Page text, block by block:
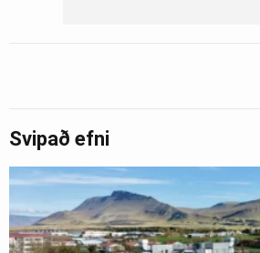
Svipað efni